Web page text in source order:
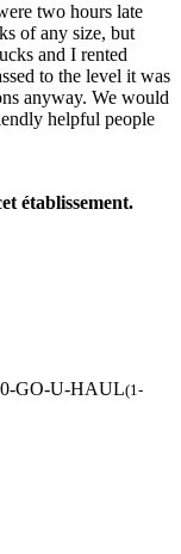
two hours late
of any size, but
and I rented
to the level it was
anyway. We would
helpful people
établissement.
GO-U-HAUL(1-